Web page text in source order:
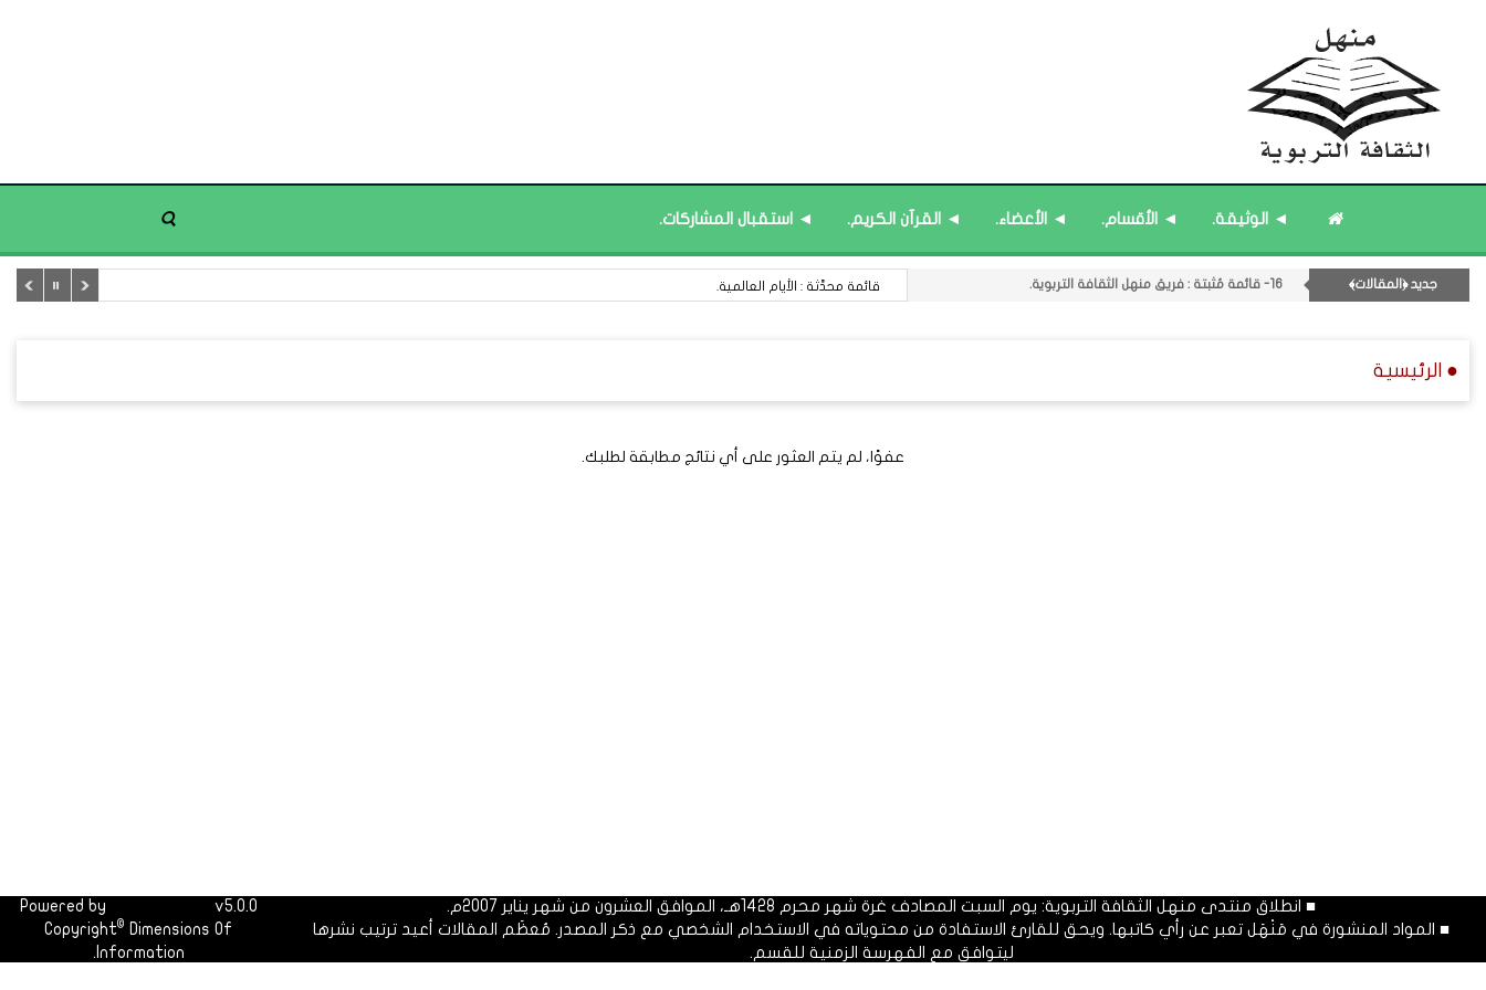
◄ الوثيقة. ◄ الأقسام. ◄ الأعضاء. ◄ القرآن الكريم. ◄ استقبال المشاركات.
جديد ﴿المقالات﴾
19- قائمة مُحدَّثة : جديد المشاركات.
15- قائمة مُثبتة : إدارة منهل الثقافة التربوية.
14- قائمة مُثبتة : مشرف منهل الثقافة التربوية.
12- القسم الثاني عشر : الثقافة ﴿الرياضية - المعرفية - المستقبلية﴾.
16- قائمة مُثبتة : فريق منهل الثقافة التربوية. قائمة محدَّثة : الأيام العالمية.
● الرئيسية
عفوًا، لم يتم العثور على أي نتائج مطابقة لطلبك.
■ انطلاق منتدى منهل الثقافة التربوية: يوم السبت المصادف غرة شهر محرم 1428هـ، الموافق العشرون من شهر يناير 2007م.
■ المواد المنشورة في مَنْهَل تعبر عن رأي كاتبها. ويحق للقارئ الاستفادة من محتوياته في الاستخدام الشخصي مع ذكر المصدر. مُعظَم المقالات أعيد ترتيب نشرها
ليتوافق مع الفهرسة الزمنية للقسم.
Powered by
v5.0.0
Copyright© Dimensions Of
Information.